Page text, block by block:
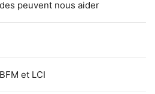
peuvent nous aider
et LCI